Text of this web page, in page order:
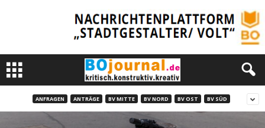
ANFRAGEN ANTRÄGE BV MITTE BV NORD BV OST BV SÜD